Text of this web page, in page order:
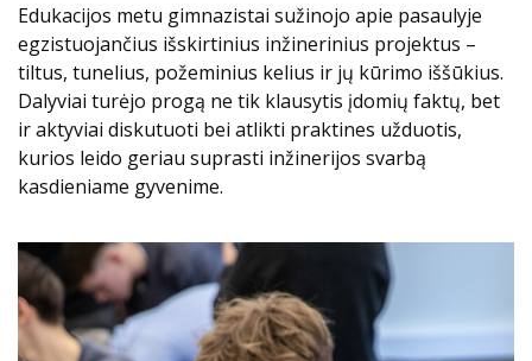
Edukacijos metu gimnazistai sužinojo apie pasaulyje
egzistuojančius išskirtinius inžinerinius projektus –
tiltus, tunelius, požeminius kelius ir jų kūrimo iššūkius.
Dalyviai turėjo progą ne tik klausytis įdomių faktų, bet
ir aktyviai diskutuoti bei atlikti praktines užduotis,
kurios leido geriau suprasti inžinerijos svarbą
kasdieniame gyvenime.